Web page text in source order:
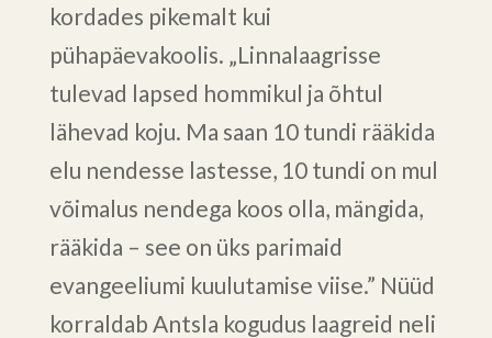
kordades pikemalt kui
pühapäevakoolis. „Linnalaagrisse
tulevad lapsed hommikul ja õhtul
lähevad koju. Ma saan 10 tundi rääkida
elu nendesse lastesse, 10 tundi on mul
võimalus nendega koos olla, mängida,
rääkida – see on üks parimaid
evangeeliumi kuulutamise viise.” Nüüd
korraldab Antsla kogudus laagreid neli